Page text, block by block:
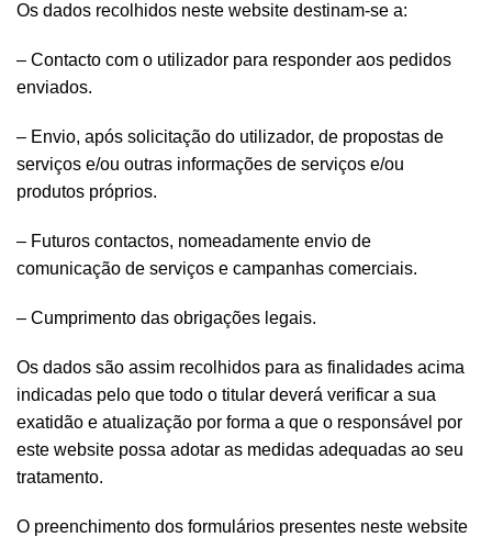
Os dados recolhidos neste website destinam-se a:
– Contacto com o utilizador para responder aos pedidos
enviados.
– Envio, após solicitação do utilizador, de propostas de
serviços e/ou outras informações de serviços e/ou
produtos próprios.
– Futuros contactos, nomeadamente envio de
comunicação de serviços e campanhas comerciais.
– Cumprimento das obrigações legais.
Os dados são assim recolhidos para as finalidades acima
indicadas pelo que todo o titular deverá verificar a sua
exatidão e atualização por forma a que o responsável por
este website possa adotar as medidas adequadas ao seu
tratamento.
O preenchimento dos formulários presentes neste website